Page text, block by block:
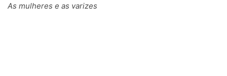
As mulheres e as varizes